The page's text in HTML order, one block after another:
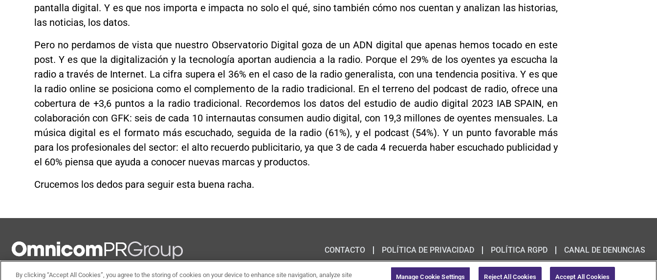
pantalla digital. Y es que nos importa e impacta no solo el qué, sino también cómo nos cuentan y analizan las historias,
las noticias, los datos.
Pero no perdamos de vista que nuestro Observatorio Digital goza de un ADN digital que apenas hemos tocado en este
post. Y es que la digitalización y la tecnología aportan audiencia a la radio. Porque el 29% de los oyentes ya escucha la
radio a través de Internet. La cifra supera el 36% en el caso de la radio generalista, con una tendencia positiva. Y es que
la radio online se posiciona como el complemento de la radio tradicional. En el terreno del podcast de radio, ofrece una
cobertura de +3,6 puntos a la radio tradicional. Recordemos los datos del estudio de audio digital 2023 IAB SPAIN, en
colaboración con GFK: seis de cada 10 internautas consumen audio digital, con 19,3 millones de oyentes mensuales. La
música digital es el formato más escuchado, seguida de la radio (61%), y el podcast (54%). Y un punto favorable más
para los profesionales del sector: el alto recuerdo publicitario, ya que 3 de cada 4 recuerda haber escuchado publicidad y
el 60% piensa que ayuda a conocer nuevas marcas y productos.
Crucemos los dedos para seguir esta buena racha.
linkedin
facebook
twitter
instagram
youtube
CONTACTO POLÍTICA DE PRIVACIDAD POLÍTICA RGPD CANAL DE DENUNCIAS
© 2020 Omnicom Public Relations Group Inc. All rights reserved.
By clicking “Accept All Cookies”, you agree to the storing of cookies on your device to enhance site navigation, analyze site
Manage Cookie Settings Reject All Cookies Accept All Cookies